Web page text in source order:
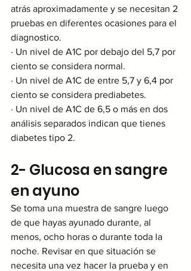
atrás aproximadamente y se necesitan 2
pruebas en diferentes ocasiones para el
diagnostico.
· Un nivel de A1C por debajo del 5,7 por
ciento se considera normal.
· Un nivel de A1C de entre 5,7 y 6,4 por
ciento se considera prediabetes.
· Un nivel de A1C de 6,5 o más en dos
análisis separados indican que tienes
diabetes tipo 2.
2- Glucosa en sangre
en ayuno
Se toma una muestra de sangre luego
de que hayas ayunado durante, al
menos, ocho horas o durante toda la
noche. Revisar en que situación se
necesita una vez hacer la prueba y en